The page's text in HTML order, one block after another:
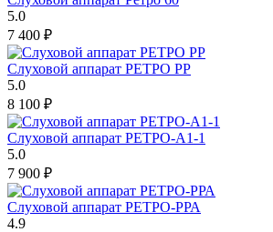
5.0
7 400 ₽
Слуховой аппарат РЕТРО РР
5.0
8 100 ₽
Слуховой аппарат РЕТРО-А1-1
5.0
7 900 ₽
Слуховой аппарат РЕТРО-РРА
4.9